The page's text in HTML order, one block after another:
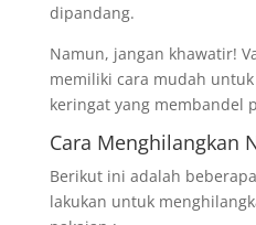
dipandang.
Namun, jangan khawatir!
memiliki cara mudah
keringat yang membandel
Cara Menghilangkan
Berikut ini adalah
lakukan untuk